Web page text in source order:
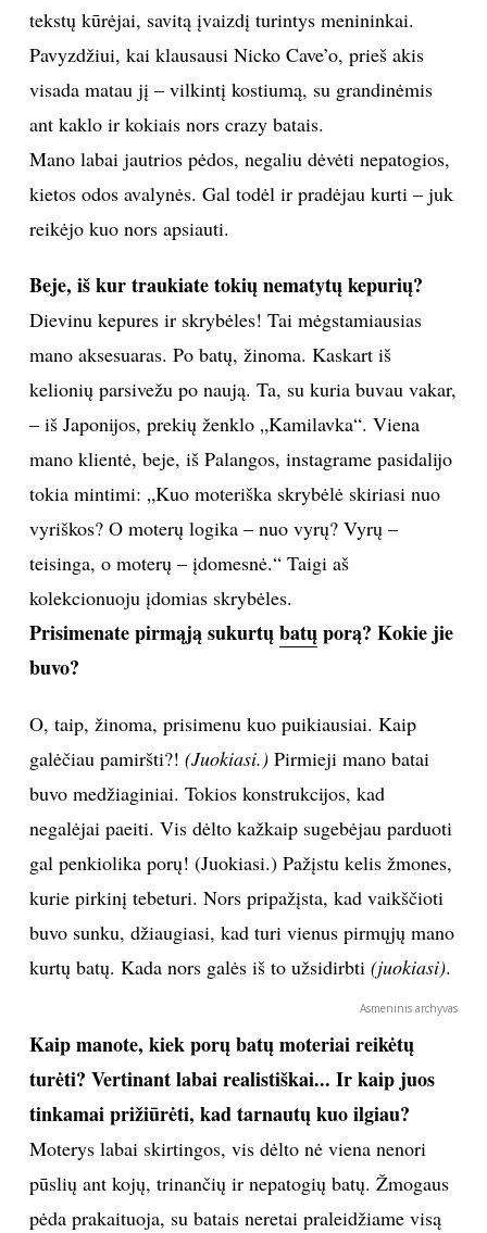
tekstų kūrėjai, savitą įvaizdį turintys menininkai.
Pavyzdžiui, kai klausausi Nicko Cave’o, prieš akis
visada matau jį – vilkintį kostiumą, su grandinėmis
ant kaklo ir kokiais nors crazy batais.
Mano labai jautrios pėdos, negaliu dėvėti nepatogios,
kietos odos avalynės. Gal todėl ir pradėjau kurti – juk
reikėjo kuo nors apsiauti.
Beje, iš kur traukiate tokių nematytų kepurių?
Dievinu kepures ir skrybėles! Tai mėgstamiausias
mano aksesuaras. Po batų, žinoma. Kaskart iš
kelionių parsivežu po naują. Ta, su kuria buvau vakar,
– iš Japonijos, prekių ženklo „Kamilavka“. Viena
mano klientė, beje, iš Palangos, instagrame pasidalijo
tokia mintimi: „Kuo moteriška skrybėlė skiriasi nuo
vyriškos? O moterų logika – nuo vyrų? Vyrų –
teisinga, o moterų – įdomesnė.“ Taigi aš
kolekcionuoju įdomias skrybėles.
Prisimenate pirmąją sukurtųbatųporą? Kokie jie
buvo?
O, taip, žinoma, prisimenu kuo puikiausiai. Kaip
galėčiau pamiršti?! (Juokiasi.)Pirmieji mano batai
buvo medžiaginiai. Tokios konstrukcijos, kad
negalėjai paeiti. Vis dėlto kažkaip sugebėjau parduoti
gal penkiolika porų! (Juokiasi.) Pažįstu kelis žmones,
kurie pirkinį tebeturi. Nors pripažįsta, kad vaikščioti
buvo sunku, džiaugiasi, kad turi vienus pirmųjų mano
kurtų batų. Kada nors galės iš to užsidirbti (juokiasi).
Asmeninis archyvas
Kaip manote, kiek porų batų moteriai reikėtų
turėti? Vertinant labai realistiškai... Ir kaip juos
tinkamai prižiūrėti, kad tarnautų kuo ilgiau?
Moterys labai skirtingos, vis dėlto nė viena nenori
pūslių ant kojų, trinančių ir nepatogių batų. Žmogaus
pėda prakaituoja, su batais neretai praleidžiame visą